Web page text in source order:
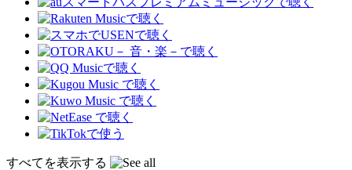
すべてを表示する